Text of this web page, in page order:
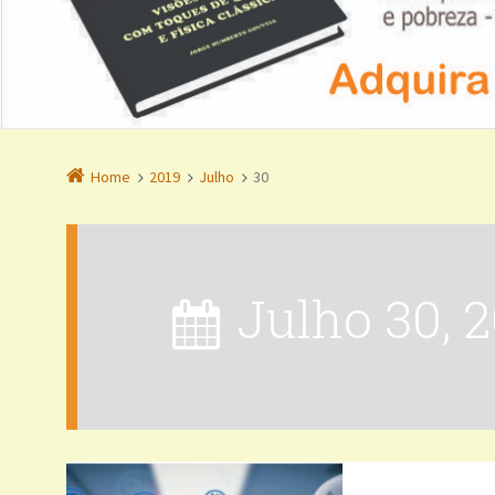
Home 2019 Julho 30
Julho 30,